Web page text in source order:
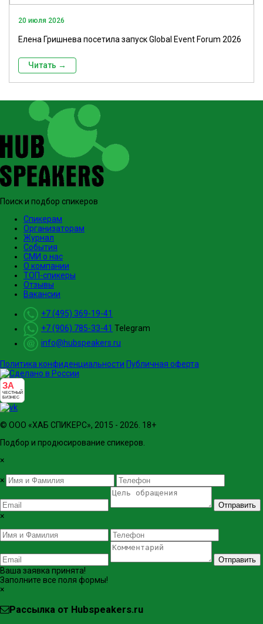
20 июля 2026
Елена Гришнева посетила запуск Global Event Forum 2026
Читать →
Поиск и подбор спикеров
Спикерам
Организаторам
Журнал
События
СМИ о нас
О компании
ТОП-спикеры
Отзывы
Вакансии
+7 (495) 369-19-41
+7 (906) 785-33-41
Telegram
info@hubspeakers.ru
Политика конфиденциальности Публичная оферта
ЗА
ЧЕСТНЫЙ
БИЗНЕС
© ООО «ХАБ СПИКЕРС», 2015 - 2026. 18+
Подбор и продюсирование спикеров.
×
×
Отправить
×
Отправить
Ваша заявка принята!
Заполните все поля формы!
×
Рассылка от Hubspeakers.ru